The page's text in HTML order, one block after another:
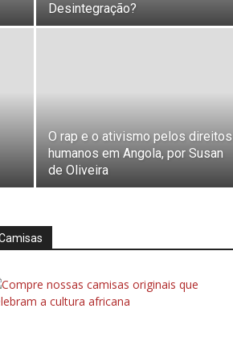
Desintegração?
O rap e o ativismo pelos direitos
humanos em Angola, por Susan
de Oliveira